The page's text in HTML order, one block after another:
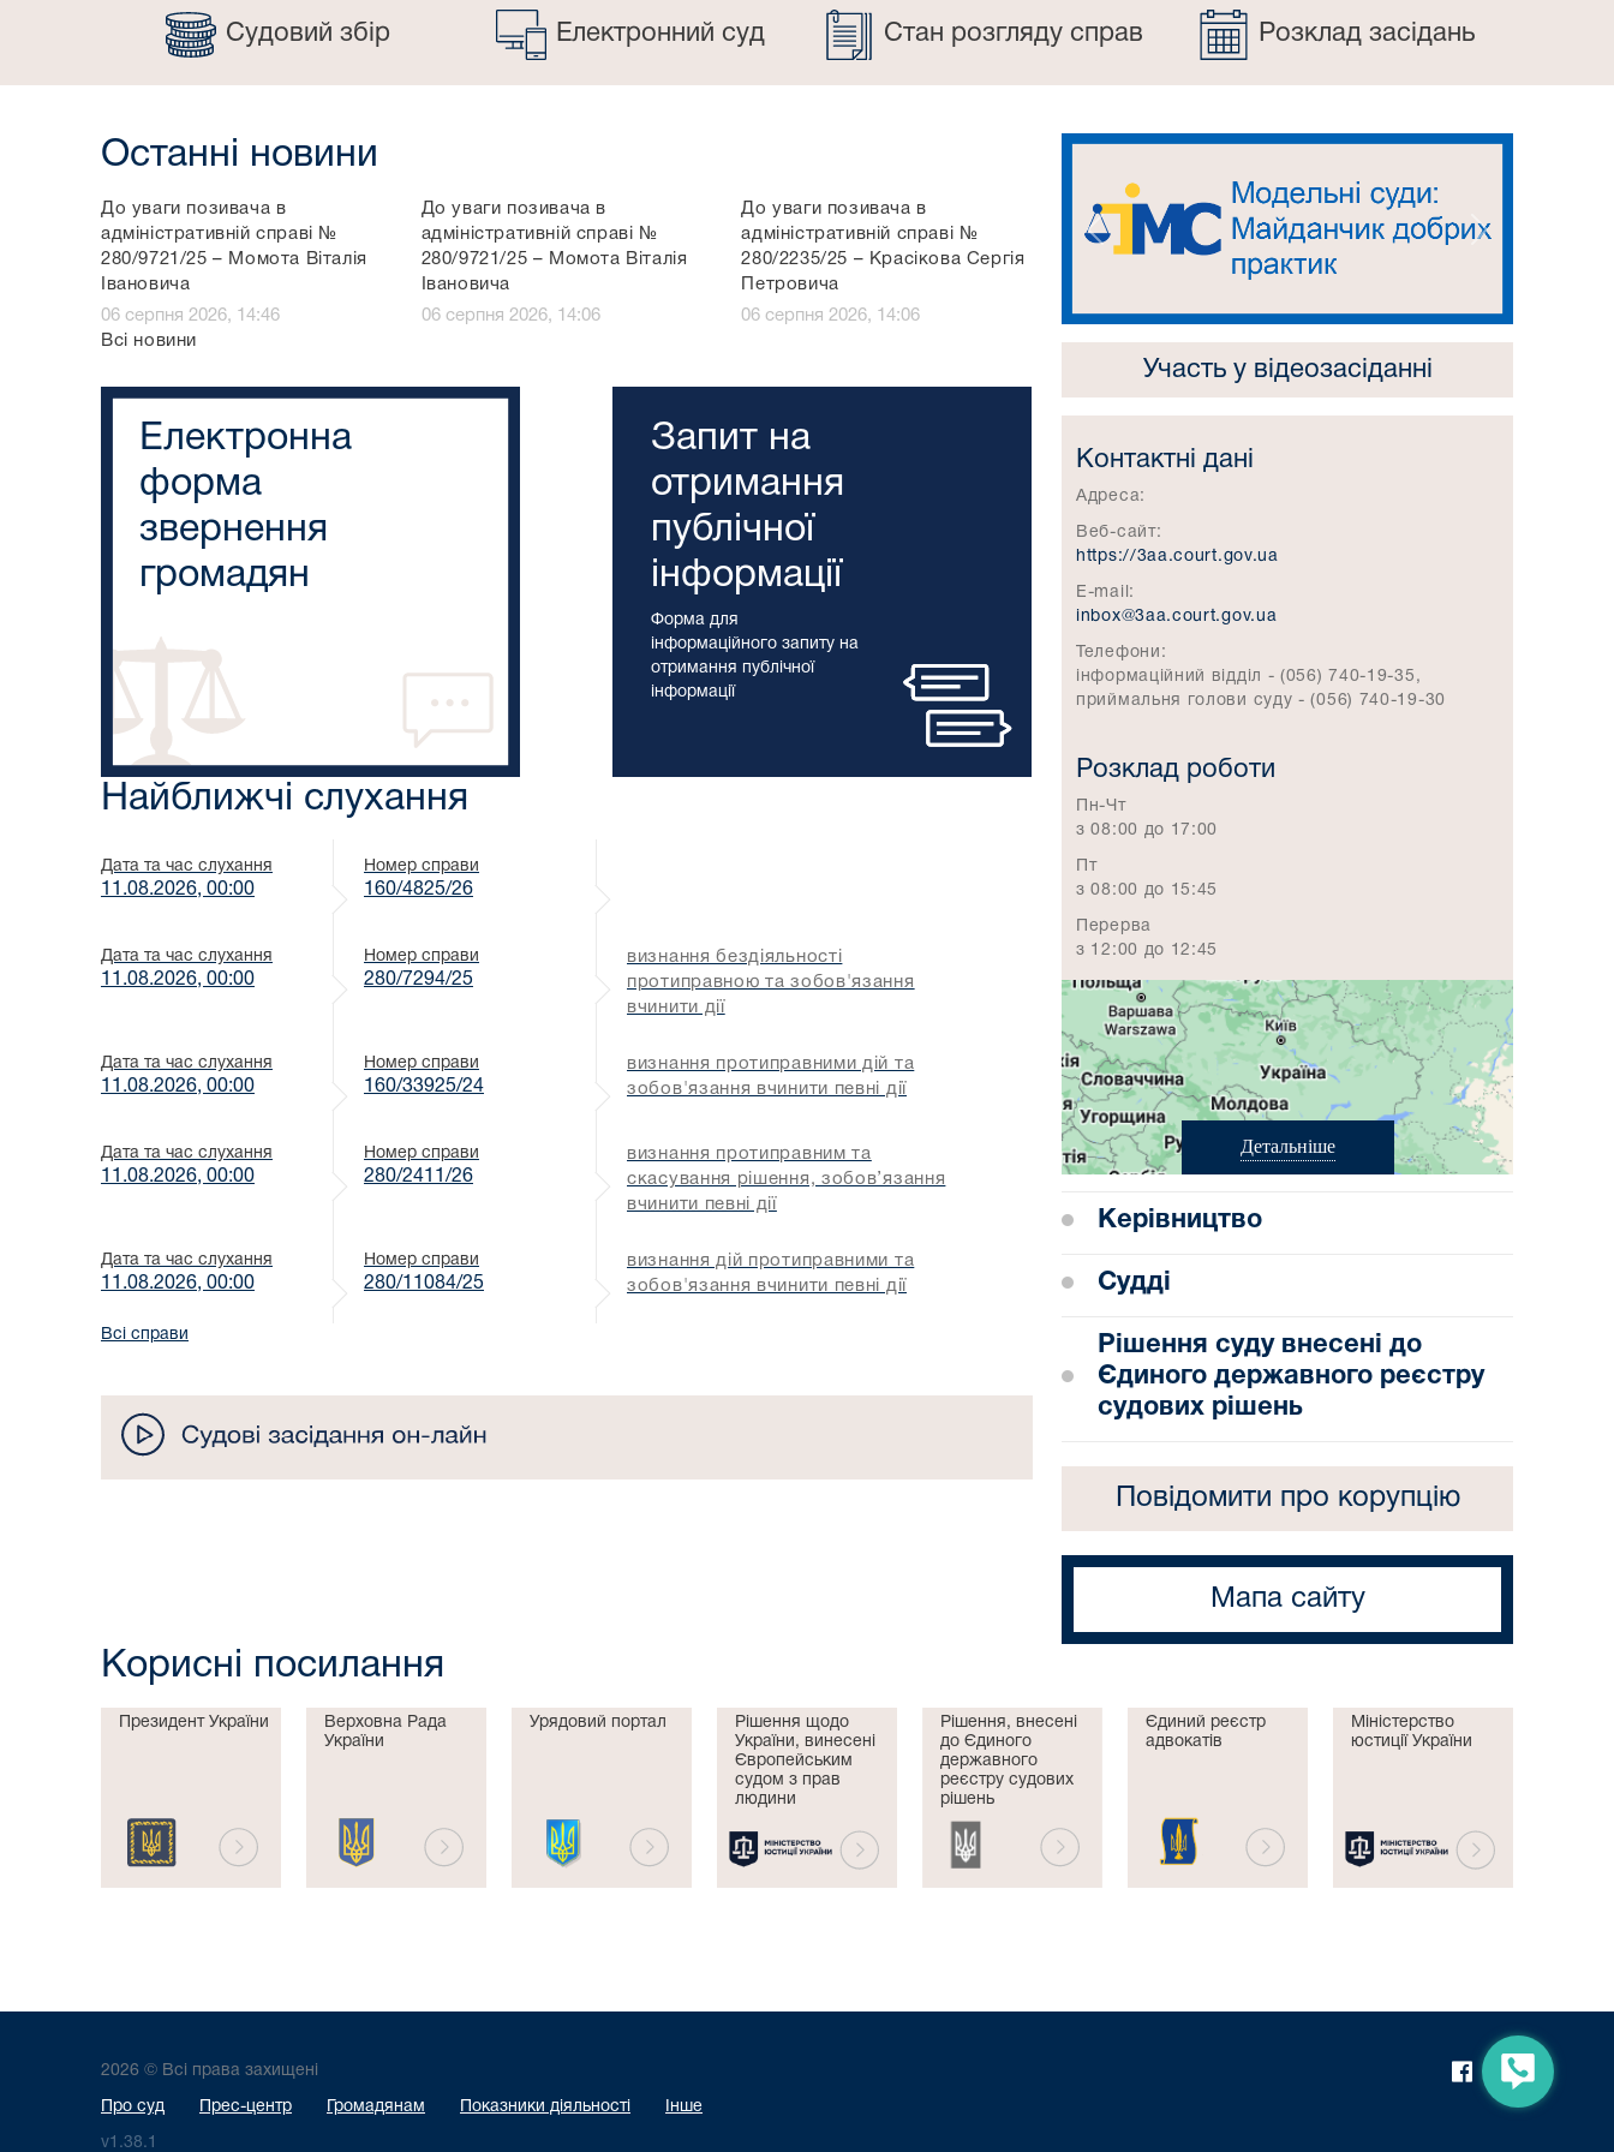
Судовий збір Електронний суд Стан розгляду справ Розклад засідань
Останні новини
До уваги позивача в
адміністративній справі №
280/9721/25 – Момота Віталія
Івановича
06 серпня 2026, 14:46
До уваги позивача в
адміністративній справі №
280/9721/25 – Момота Віталія
Івановича
06 серпня 2026, 14:06
До уваги позивача в
адміністративній справі №
280/2235/25 – Красікова Сергія
Петровича
06 серпня 2026, 14:06
Всі новини
Електронна
форма
звернення
громадян
Запит на
отримання
публічної
інформації
Форма для
інформаційного запиту на
отримання публічної
інформації
Найближчі слухання
Дата та час слухання
11.08.2026, 00:00
Номер справи
160/4825/26
Дата та час слухання
11.08.2026, 00:00
Номер справи
280/7294/25
визнання бездіяльності
протиправною та зобов'язання
вчинити дії
Дата та час слухання
11.08.2026, 00:00
Номер справи
160/33925/24
визнання протиправними дій та
зобов'язання вчинити певні дії
Дата та час слухання
11.08.2026, 00:00
Номер справи
280/2411/26
визнання протиправним та
скасування рішення, зобов’язання
вчинити певні дії
Дата та час слухання
11.08.2026, 00:00
Номер справи
280/11084/25
визнання дій протиправними та
зобов'язання вчинити певні дії
Всі справи
Попередній Наступний
Участь у відеозасіданні
Контактні дані
Адреса:
Веб-сайт:
https://3aa.court.gov.ua
E-mail:
inbox@3aa.court.gov.ua
Телефони:
інформаційний відділ - (056) 740-19-35,
приймальня голови суду - (056) 740-19-30
Розклад роботи
Пн-Чт
з 08:00 до 17:00
Пт
з 08:00 до 15:45
Перерва
з 12:00 до 12:45
Детальніше
Керівництво
Судді
Рішення суду внесені до
Єдиного державного реєстру
судових рішень
Повідомити про корупцію
Мапа сайту
Корисні посилання
Президент України
Верховна Рада
України
Урядовий портал
Рішення щодо
України, винесені
Європейським
судом з прав
людини
Рішення, внесені
до Єдиного
державного
реєстру судових
рішень
Єдиний реєстр
адвокатів
Міністерство
юстиції України
2026 © Всі права захищені
Про суд Прес-центр Громадянам Показники діяльності Інше
v1.38.1